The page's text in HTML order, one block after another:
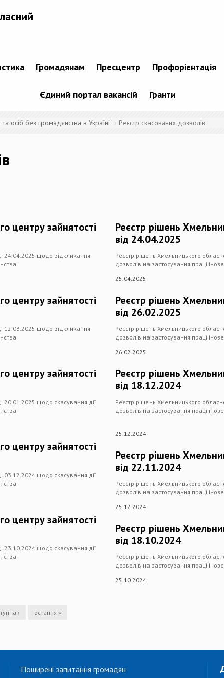
Громадянам Пресцентр Профорієнтація
Єдиний портал вакансій Гранти
осіб без громадянства в Україні Реєстр скасованих дозволів
центру зайнятості
24.04.2025 щодо відкликання
центру зайнятості
12.03.2025 щодо відкликання
центру зайнятості
20.01.2025 щодо скасування дії
центру зайнятості
03.12.2024 щодо скасування дії
центру зайнятості
23.10.2024 щодо скасування дії
Реєстр рішень
від 24.04.2025
Реєстр рішень Хмельницького
дозволів на застосування праці
25.04.2025
Реєстр рішень
від 26.02.2025
Реєстр рішень Хмельницького
дозволів на застосування праці
26.02.2025
Реєстр рішень
від 18.12.2024
Реєстр рішень Хмельницького
дозволів на застосування праці
25.12.2024
Реєстр рішень
від 22.11.2024
Реєстр рішень Хмельницького
дозволів на застосування праці
25.12.2024
Реєстр рішень
від 18.10.2024
Реєстр рішень Хмельницького
дозволів на застосування праці
25.10.2024
› остання »
Поширені запитання громадян